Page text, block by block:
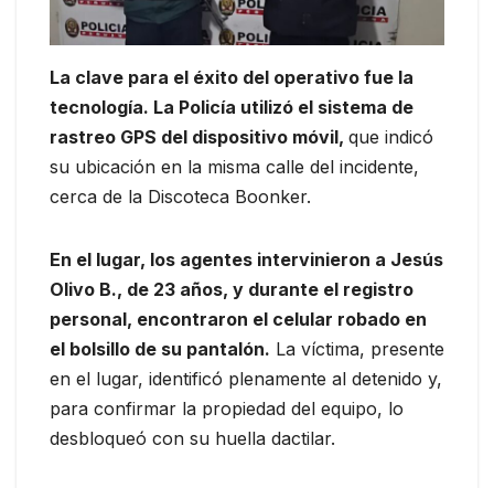
La clave para el éxito del operativo fue la
tecnología. La Policía utilizó el sistema de
rastreo GPS del dispositivo móvil, que indicó
su ubicación en la misma calle del incidente,
cerca de la Discoteca Boonker.
En el lugar, los agentes intervinieron a Jesús
Olivo B., de 23 años, y durante el registro
personal, encontraron el celular robado en
el bolsillo de su pantalón. La víctima, presente
en el lugar, identificó plenamente al detenido y,
para confirmar la propiedad del equipo, lo
desbloqueó con su huella dactilar.